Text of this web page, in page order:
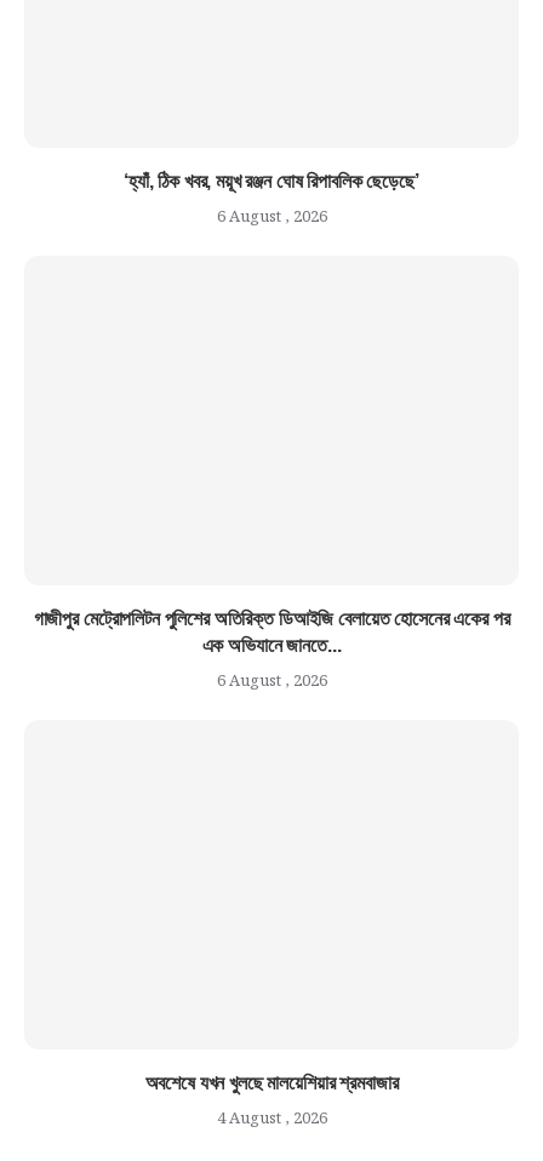
‘হ্যাঁ, ঠিক খবর, ময়ূখ রঞ্জন ঘোষ রিপাবলিক ছেড়েছে’
6 August , 2026
গাজীপুর মেট্রোপলিটন পুলিশের অতিরিক্ত ডিআইজি বেলায়েত হোসেনের একের পর
এক অভিযানে জানতে...
6 August , 2026
অবশেষে যখন খুলছে মালয়েশিয়ার শ্রমবাজার
4 August , 2026